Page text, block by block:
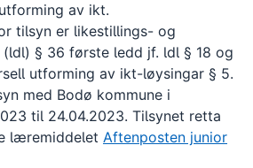
av ikt.
tilsyn er likestillings- og
§ 36 første ledd jf. ldl § 18 og
utforming av ikt-løysingar § 5.
med Bodø kommune i
til 24.04.2023. Tilsynet retta
læremiddelet Aftenposten junior